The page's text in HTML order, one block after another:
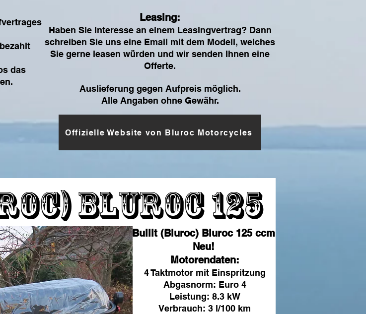
das
Leasing:
Haben Sie Interesse an einem Leasingvertrag? Dann
schreiben Sie uns eine Email mit dem Modell, welches
Sie gerne leasen würden und wir senden Ihnen eine
Offerte.
Auslieferung gegen Aufpreis möglich.
Alle Angaben ohne Gewähr.
Offizielle Website von Bluroc Motorcycles
Bluroc 125
Bullit (Bluroc) Bluroc 125 ccm
Neu!
Motorendaten:
4 Taktmotor mit Einspritzung
Abgasnorm: Euro 4
Leistung: 8.3 kW
Verbrauch: 3 l/100 km